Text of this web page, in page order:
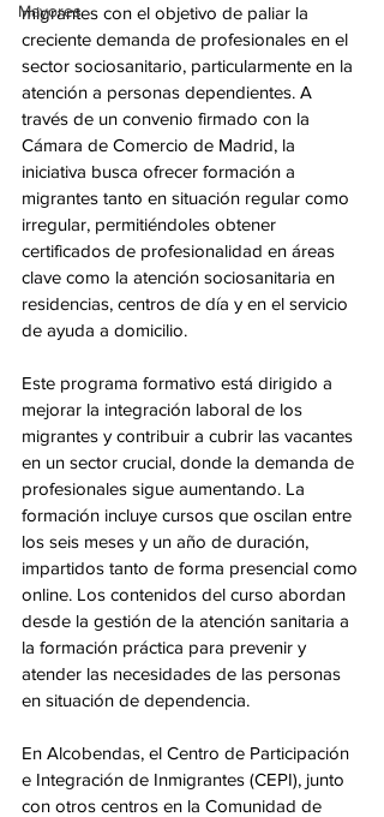
Mayores
migrantes con el objetivo de paliar la
creciente demanda de profesionales en el
sector sociosanitario, particularmente en la
atención a personas dependientes. A
través de un convenio firmado con la
Cámara de Comercio de Madrid, la
iniciativa busca ofrecer formación a
migrantes tanto en situación regular como
irregular, permitiéndoles obtener
certificados de profesionalidad en áreas
clave como la atención sociosanitaria en
residencias, centros de día y en el servicio
de ayuda a domicilio.
Este programa formativo está dirigido a
mejorar la integración laboral de los
migrantes y contribuir a cubrir las vacantes
en un sector crucial, donde la demanda de
profesionales sigue aumentando. La
formación incluye cursos que oscilan entre
los seis meses y un año de duración,
impartidos tanto de forma presencial como
online. Los contenidos del curso abordan
desde la gestión de la atención sanitaria a
la formación práctica para prevenir y
atender las necesidades de las personas
en situación de dependencia.
En Alcobendas, el Centro de Participación
e Integración de Inmigrantes (CEPI), junto
con otros centros en la Comunidad de